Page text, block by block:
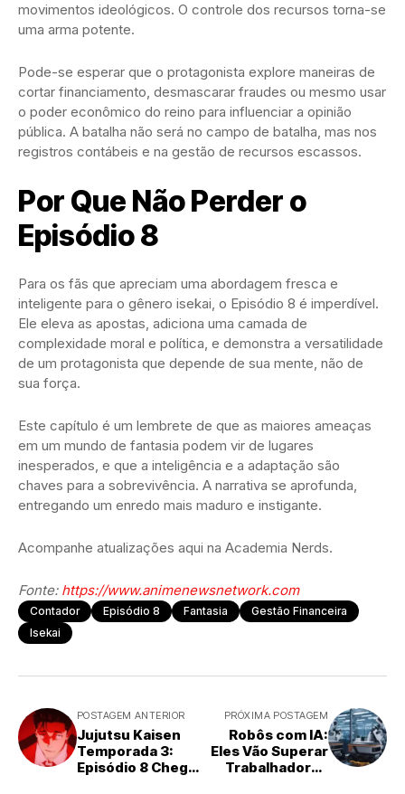
movimentos ideológicos. O controle dos recursos torna-se
uma arma potente.
Pode-se esperar que o protagonista explore maneiras de
cortar financiamento, desmascarar fraudes ou mesmo usar
o poder econômico do reino para influenciar a opinião
pública. A batalha não será no campo de batalha, mas nos
registros contábeis e na gestão de recursos escassos.
Por Que Não Perder o
Episódio 8
Para os fãs que apreciam uma abordagem fresca e
inteligente para o gênero isekai, o Episódio 8 é imperdível.
Ele eleva as apostas, adiciona uma camada de
complexidade moral e política, e demonstra a versatilidade
de um protagonista que depende de sua mente, não de
sua força.
Este capítulo é um lembrete de que as maiores ameaças
em um mundo de fantasia podem vir de lugares
inesperados, e que a inteligência e a adaptação são
chaves para a sobrevivência. A narrativa se aprofunda,
entregando um enredo mais maduro e instigante.
Acompanhe atualizações aqui na Academia Nerds.
Fonte: https://www.animenewsnetwork.com
Contador Episódio 8 Fantasia
Gestão Financeira
Isekai
POSTAGEM ANTERIOR
Jujutsu Kaisen
Temporada 3:
Episódio 8 Chega
PRÓXIMA POSTAGEM
Robôs com IA:
Eles Vão Superar
Trabalhadores